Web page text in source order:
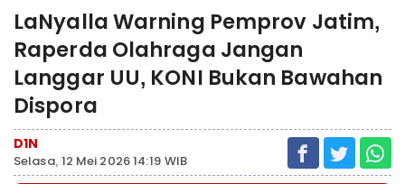
LaNyalla Warning Pemprov Jatim,
Raperda Olahraga Jangan
Langgar UU, KONI Bukan Bawahan
Dispora
D1N
Selasa, 12 Mei 2026 14:19 WIB